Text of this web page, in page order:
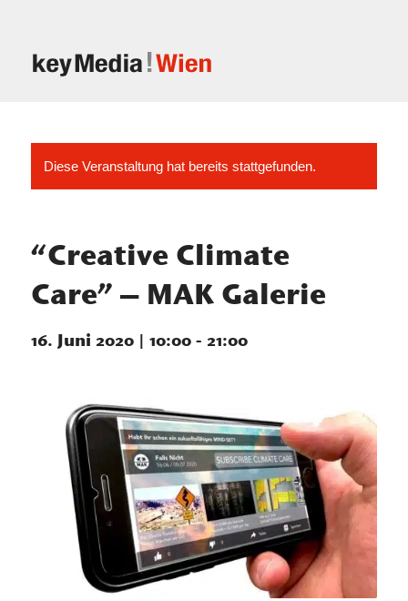
Diese Veranstaltung hat bereits stattgefunden.
“Creative Climate
Care” – MAK Galerie
16. Juni 2020 | 10:00- 21:00